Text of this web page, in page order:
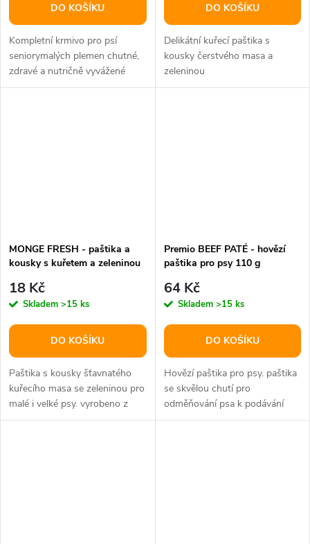
DO KOŠÍKU
Kompletní krmivo pro psí
seniorymalých plemen chutné,
zdravé a nutričně vyvážené
krmivo z vybraných surovin
DO KOŠÍKU
Delikátní kuřecí paštika s
kousky čerstvého masa a
zeleninou
MONGE FRESH - paštika a
kousky s kuřetem a zeleninou
18 Kč
Skladem >15 ks
DO KOŠÍKU
Paštika s kousky šťavnatého
kuřecího masa se zeleninou pro
malé i velké psy. vyrobeno z
kvalitně zpracovaných a...
Premio BEEF PATÉ - hovězí
paštika pro psy 110 g
64 Kč
Skladem >15 ks
DO KOŠÍKU
Hovězí paštika pro psy. paštika
se skvělou chutí pro
odměňování psa k podávání
mezi jídly snadno se dávkuje